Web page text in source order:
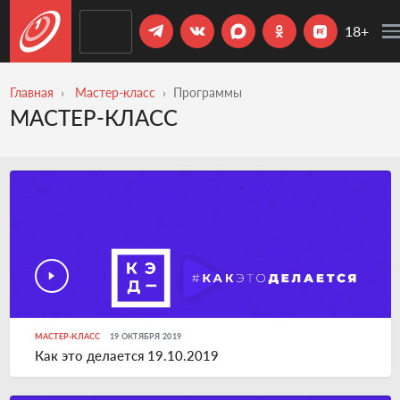
18+
Главная Мастер-класс Программы
МАСТЕР-КЛАСС
МАСТЕР-КЛАСС 19 ОКТЯБРЯ 2019
Как это делается 19.10.2019